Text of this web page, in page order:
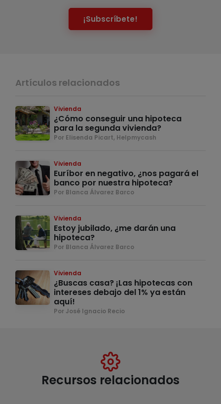
¡Subscríbete!
Artículos relacionados
Vivienda
¿Cómo conseguir una hipoteca
para la segunda vivienda?
Por Elisenda Picart, Helpmycash
Vivienda
Euríbor en negativo, ¿nos pagará el
banco por nuestra hipoteca?
Por Blanca Álvarez Barco
Vivienda
Estoy jubilado, ¿me darán una
hipoteca?
Por Blanca Álvarez Barco
Vivienda
¿Buscas casa? ¡Las hipotecas con
intereses debajo del 1% ya están
aquí!
Por José Ignacio Recio
Recursos relacionados